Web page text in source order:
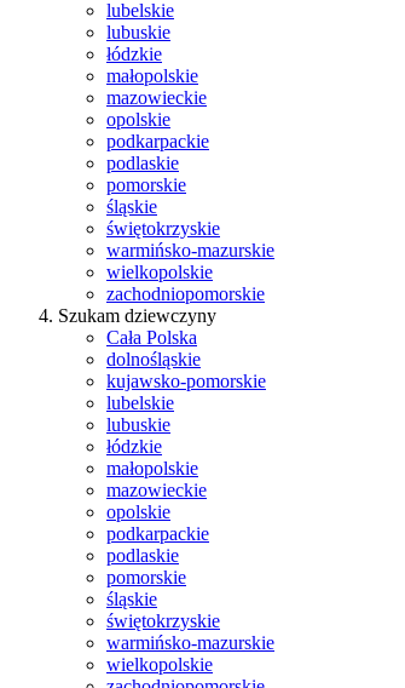
lubelskie
lubuskie
łódzkie
małopolskie
mazowieckie
opolskie
podkarpackie
podlaskie
pomorskie
śląskie
świętokrzyskie
warmińsko-mazurskie
wielkopolskie
zachodniopomorskie
Szukam dziewczyny
Cała Polska
dolnośląskie
kujawsko-pomorskie
lubelskie
lubuskie
łódzkie
małopolskie
mazowieckie
opolskie
podkarpackie
podlaskie
pomorskie
śląskie
świętokrzyskie
warmińsko-mazurskie
wielkopolskie